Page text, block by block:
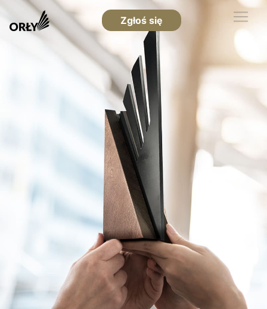
Zgłoś się